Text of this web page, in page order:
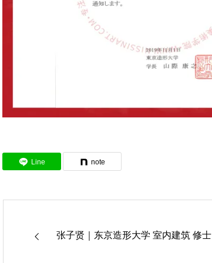
Line note
张子贤｜东京造形大学 室内建筑 修士